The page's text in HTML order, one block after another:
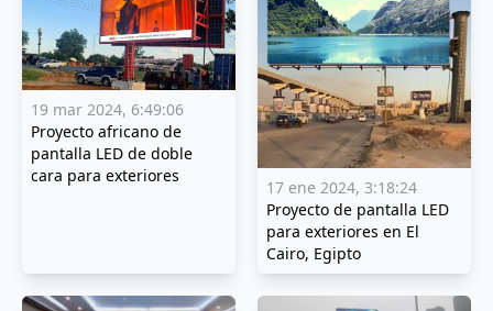
19 mar 2024, 6:49:06
Proyecto africano de
pantalla LED de doble
cara para exteriores
17 ene 2024, 3:18:24
Proyecto de pantalla LED
para exteriores en El
Cairo, Egipto